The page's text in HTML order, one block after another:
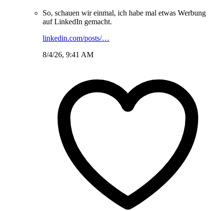
So, schauen wir einmal, ich habe mal etwas Werbung
auf LinkedIn gemacht.
linkedin.com/posts/…
8/4/26, 9:41 AM